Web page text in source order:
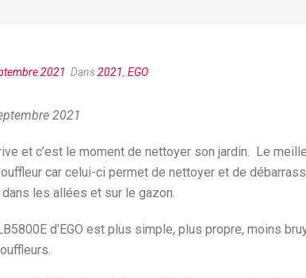
2021 Dans2021, EGO
2021
et c’est le moment de nettoyer son jardin. Le
car celui-ci permet de nettoyer et de
dans les allées et sur le gazon.
d’EGO est plus simple, plus propre, moins